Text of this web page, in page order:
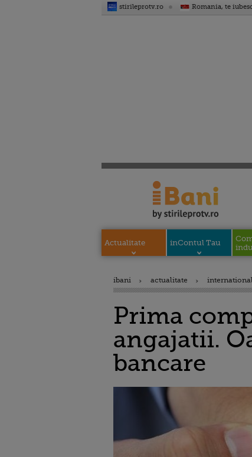
stirileprotv.ro Romania, te
Actualitate inContul Tau
ibani actualitate international
Prima
angajatii.
bancare